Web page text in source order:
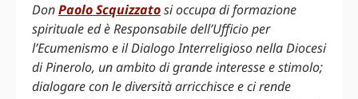
DonPaolo Scquizzatosi occupa di formazione
spirituale ed è Responsabile dell’Ufficio per
l’Ecumenismo e il Dialogo Interreligiosonella Diocesi
di Pinerolo, un ambito di grande interesse e stimolo;
dialogare con le diversità arricchisce e ci rende